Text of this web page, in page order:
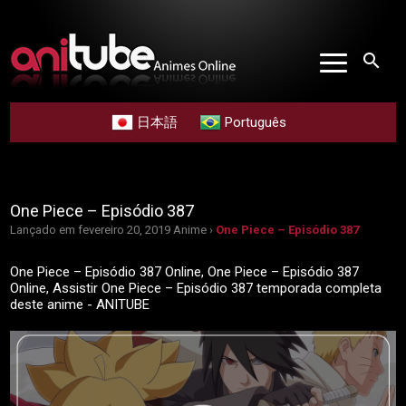
search
日本語 Português
One Piece – Episódio 387
Lançado em fevereiro 20, 2019 Anime › One Piece – Episódio 387
One Piece – Episódio 387 Online, One Piece – Episódio 387
Online, Assistir One Piece – Episódio 387 temporada completa
deste anime - ANITUBE